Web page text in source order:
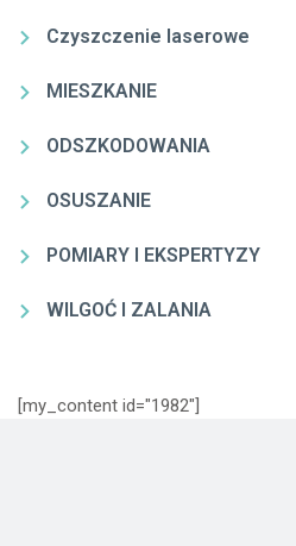
Czyszczenie laserowe
MIESZKANIE
ODSZKODOWANIA
OSUSZANIE
POMIARY I EKSPERTYZY
WILGOĆ I ZALANIA
[my_content id="1982"]